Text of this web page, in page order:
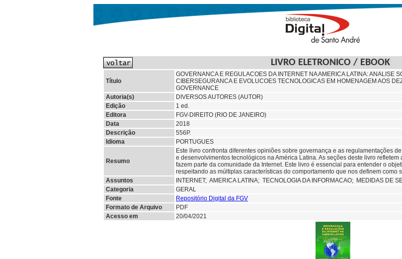
LIVRO ELETRONICO / EBOOK
Título
GOVERNANCA E REGULACOES DA INTERNET NA AMERICA LATINA: ANALISE
CIBERSEGURANCA E EVOLUCOES TECNOLOGICAS EM HOMENAGEM AOS
GOVERNANCE
Autoria(s)
DIVERSOS AUTORES (AUTOR)
Edição
1 ed.
Editora
FGV-DIREITO (RIO DE JANEIRO)
Data
2018
Descrição
556P.
Idioma
PORTUGUES
Resumo
Este livro confronta diferentes opiniões sobre governança e as regulamentações
e desenvolvimentos tecnológicos na América Latina. As seções deste livro
fazem parte da comunidade da Internet. Este livro é essencial para entender o
respeitando as múltiplas características do comportamento que nos definem como
Assuntos
INTERNET; AMERICA LATINA; TECNOLOGIA DA INFORMACAO; MEDIDAS DE
Categoria
GERAL
Fonte
Repositório Digital da FGV
Formato de Arquivo
PDF
Acesso em
20/04/2021